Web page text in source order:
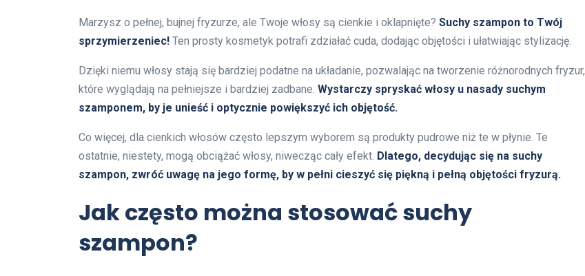
Marzysz o pełnej, bujnej fryzurze, ale Twoje włosy są cienkie i oklapnięte? Suchy szampon to Twój
sprzymierzeniec! Ten prosty kosmetyk potrafi zdziałać cuda, dodając objętości i ułatwiając stylizację.
Dzięki niemu włosy stają się bardziej podatne na układanie, pozwalając na tworzenie różnorodnych fryzur,
które wyglądają na pełniejsze i bardziej zadbane. Wystarczy spryskać włosy u nasady suchym
szamponem, by je unieść i optycznie powiększyć ich objętość.
Co więcej, dla cienkich włosów często lepszym wyborem są produkty pudrowe niż te w płynie. Te
ostatnie, niestety, mogą obciążać włosy, niwecząc cały efekt. Dlatego, decydując się na suchy
szampon, zwróć uwagę na jego formę, by w pełni cieszyć się piękną i pełną objętości fryzurą.
Jak często można stosować suchy
szampon?